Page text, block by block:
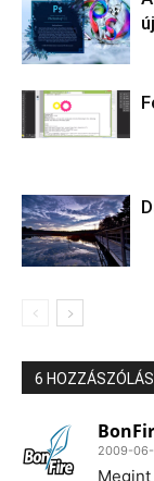
6 HOZZÁSZÓLÁS
2009-